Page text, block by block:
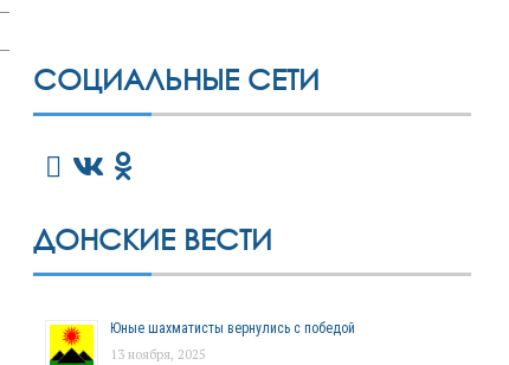
СОЦИАЛЬНЫЕ СЕТИ
ДОНСКИЕ ВЕСТИ
Юные шахматисты вернулись с победой
13 ноября, 2025